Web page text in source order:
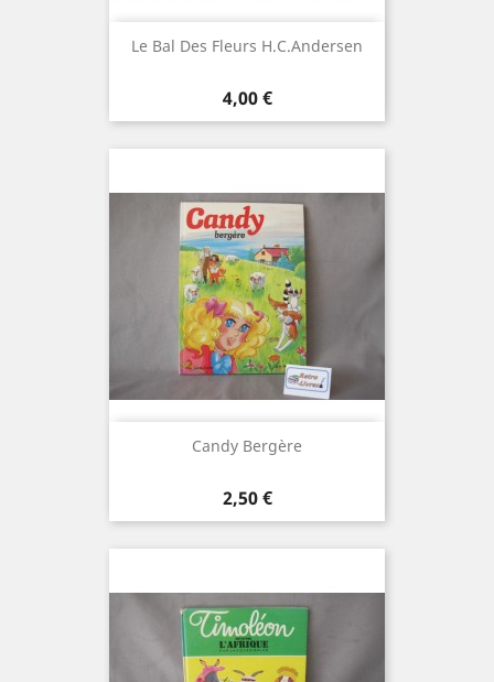
Le Bal Des Fleurs H.C.Andersen
Prix
4,00 €
Candy Bergère
Prix
2,50 €